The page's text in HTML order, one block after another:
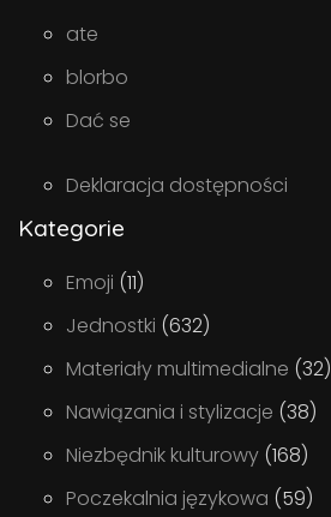
ate
blorbo
Dać se
Deklaracja dostępności
Kategorie
Emoji (11)
Jednostki (632)
Materiały multimedialne (32)
Nawiązania i stylizacje (38)
Niezbędnik kulturowy (168)
Poczekalnia językowa (59)